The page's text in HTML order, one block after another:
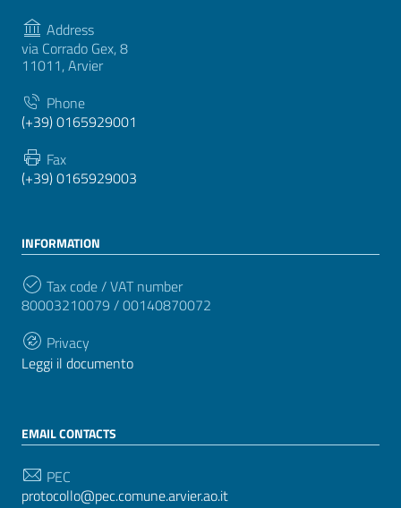
Address
via Corrado Gex, 8
11011, Arvier
Phone
(+39) 0165929001
Fax
(+39) 0165929003
INFORMATION
Tax code / VAT number
80003210079 / 00140870072
Privacy
Leggi il documento
EMAIL CONTACTS
PEC
protocollo@pec.comune.arvier.ao.it